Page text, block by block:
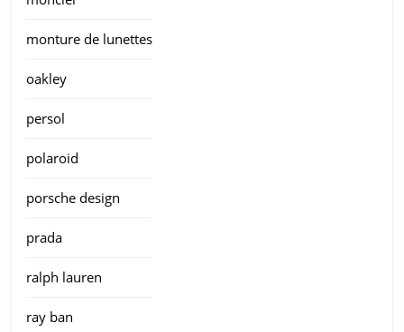
monture de lunettes
oakley
persol
polaroid
porsche design
prada
ralph lauren
ray ban